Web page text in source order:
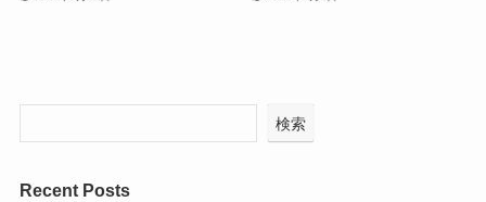
検索
Recent Posts